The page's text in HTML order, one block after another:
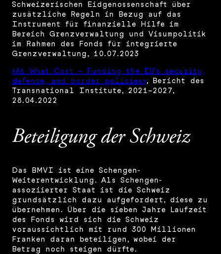
Schweizerischen Eidgenossenschaft über
zusätzliche Regeln in Bezug auf das
Instrument für finanzielle Hilfe im
Bereich Grenzverwaltung und Visumpolitik
im Rahmen des Fonds für integrierte
Grenzverwaltung, 10.07.2023
«At What Cost – Funding the EU’s security,
defence, and border policies», Bericht des
Transnational Institute, 2021–2027,
28.04.2022
Beteiligung der Schweiz
Das BMVI ist eine Schengen-
Weiterentwicklung. Als Schengen-
assoziierter Staat ist die Schweiz
grundsätzlich dazu aufgefordert, diese zu
übernehmen. Über die sieben Jahre Laufzeit
des Fonds wird sich die Schweiz
voraussichtlich mit rund 300 Millionen
Franken daran beteiligen, wobei der
Betrag noch steigen dürfte.